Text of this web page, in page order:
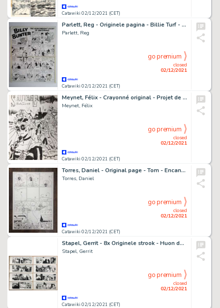
Catawiki 02/12/2021 (CET)
Parlett, Reg - Originele pagina - Billie Turf - (1968)
Parlett, Reg
Catawiki 02/12/2021 (CET)
closed
02/12/2021
go premium
Meynet, Félix - Crayonné original - Projet de couverture- Sauvage T5 - Black Cavalera
Meynet, Félix
Catawiki 02/12/2021 (CET)
closed
02/12/2021
go premium
Torres, Daniel - Original page - Tom - Encantador de serpientes - (2000's)
Torres, Daniel
Catawiki 02/12/2021 (CET)
closed
02/12/2021
go premium
Stapel, Gerrit - 8x Originele strook - Huon de Neveling - V12 (4x) en V13 (4x) - (1969)
Stapel, Gerrit
Catawiki 02/12/2021 (CET)
closed
02/12/2021
go premium